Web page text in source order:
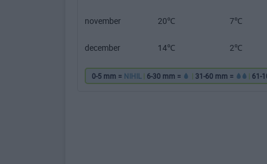
november 20℃ 7℃
december 14℃ 2℃
0-5 mm = NIHIL | 6-30 mm = | 31-60 mm = | 61-